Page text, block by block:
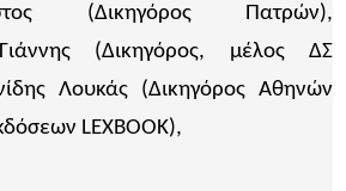
(Δικηγόρος Πατρών),
(Δικηγόρος, μέλος ΔΣ
Λουκάς (Δικηγόρος Αθηνών
LEXBOOK),